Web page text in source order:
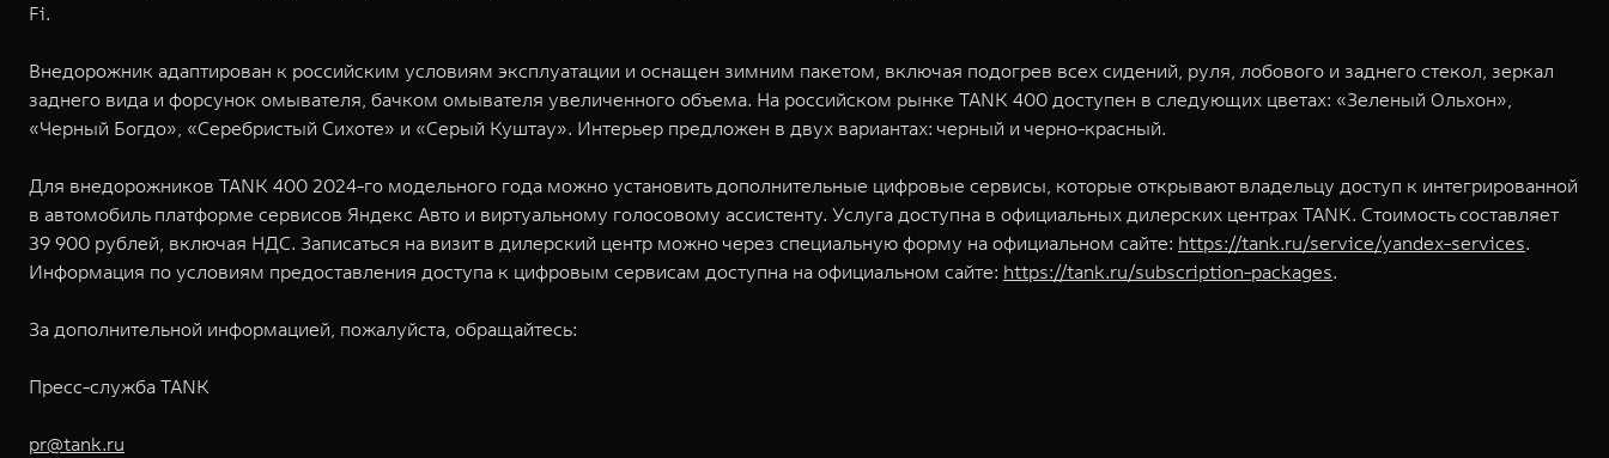
Fi.
Внедорожник адаптирован к российским условиям эксплуатации и оснащен зимним пакетом, включая подогрев всех сидений, руля, лобового и заднего стекол, зеркал
заднего вида и форсунок омывателя, бачком омывателя увеличенного объема. На российском рынке TANK 400 доступен в следующих цветах: «Зеленый Ольхон»,
«Черный Богдо», «Серебристый Сихоте» и «Серый Куштау». Интерьер предложен в двух вариантах: черный и черно-красный.
Для внедорожников TANK 400 2024-го модельного года можно установить дополнительные цифровые сервисы, которые открывают владельцу доступ к интегрированной
в автомобиль платформе сервисов Яндекс Авто и виртуальному голосовому ассистенту. Услуга доступна в официальных дилерских центрах TANK. Стоимость составляет
39 900 рублей, включая НДС. Записаться на визит в дилерский центр можно через специальную форму на официальном сайте: https://tank.ru/service/yandex-services.
Информация по условиям предоставления доступа к цифровым сервисам доступна на официальном сайте: https://tank.ru/subscription-packages.
За дополнительной информацией, пожалуйста, обращайтесь:
Пресс-служба TANK
pr@tank.ru